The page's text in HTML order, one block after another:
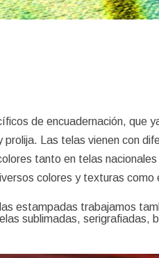
de encuadernación, que
Las telas vienen con
tanto en telas
colores y texturas
estampadas trabajamos
sublimadas, serigrafiadas,